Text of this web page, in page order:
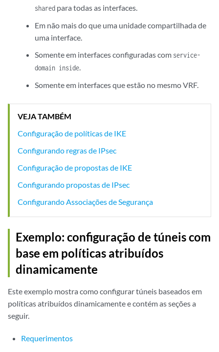
sharedpara todas as interfaces.
Em não mais do que uma unidade compartilhada de
uma interface.
Somente em interfaces configuradas com service-
domain inside.
Somente em interfaces que estão no mesmo VRF.
VEJA TAMBÉM
Configuração de políticas de IKE
Configurando regras de IPsec
Configuração de propostas de IKE
Configurando propostas de IPsec
Configurando Associações de Segurança
Exemplo: configuração de túneis com
base em políticas atribuídos
dinamicamente
Este exemplo mostra como configurar túneis baseados em
políticas atribuídos dinamicamente e contém as seções a
seguir.
Requerimentos